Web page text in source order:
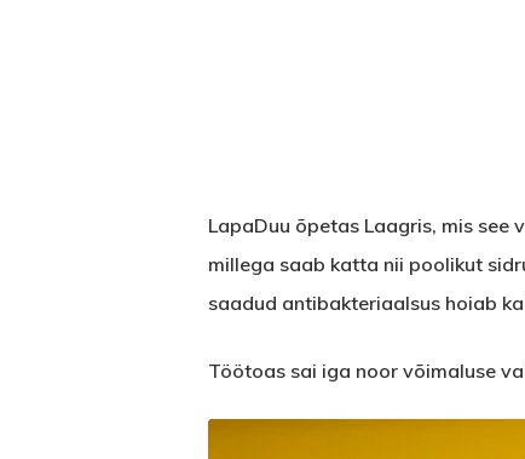
LapaDuu õpetas Laagris, mis see
millega saab katta nii poolikut
saadud antibakteriaalsus hoiab
Töötoas sai iga noor võimaluse